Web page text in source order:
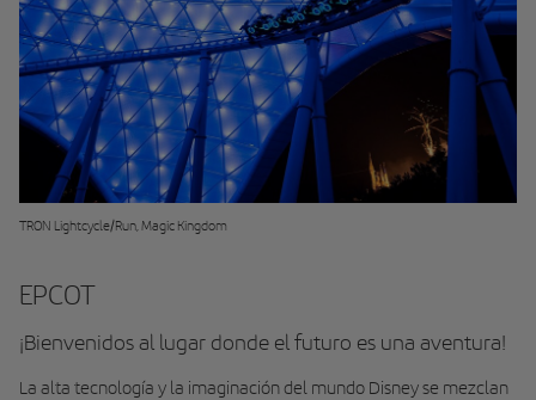
TRON Lightcycle/Run, Magic Kingdom
EPCOT
¡Bienvenidos al lugar donde el futuro es una aventura!
La alta tecnología y la imaginación del mundo Disney se mezclan